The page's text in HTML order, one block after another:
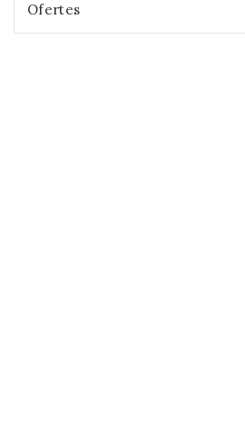
Ofertes